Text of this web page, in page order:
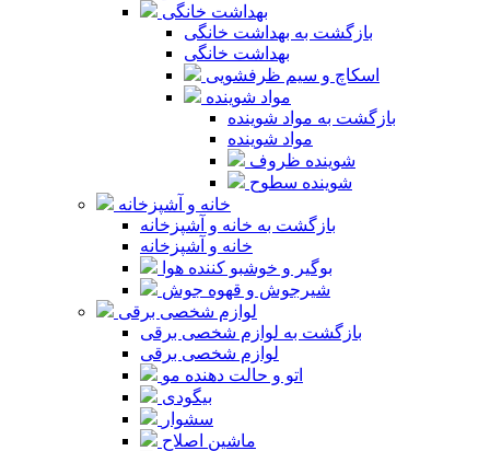
بهداشت خانگی
بازگشت به بهداشت خانگی
بهداشت خانگی
اسکاچ و سیم ظرفشویی
مواد شوینده
بازگشت به مواد شوینده
مواد شوینده
شوینده ظروف
شوینده سطوح
خانه و آشپزخانه
بازگشت به خانه و آشپزخانه
خانه و آشپزخانه
بوگیر و خوشبو کننده هوا
شیرجوش و قهوه جوش
لوازم شخصی برقی
بازگشت به لوازم شخصی برقی
لوازم شخصی برقی
اتو و حالت دهنده مو
بیگودی
سشوار
ماشین اصلاح